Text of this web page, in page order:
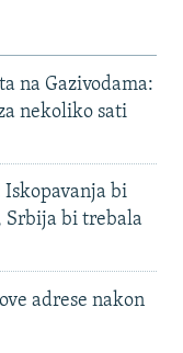
na Gazivodama:
nekoliko sati
bi
Srbija bi trebala
adrese nakon